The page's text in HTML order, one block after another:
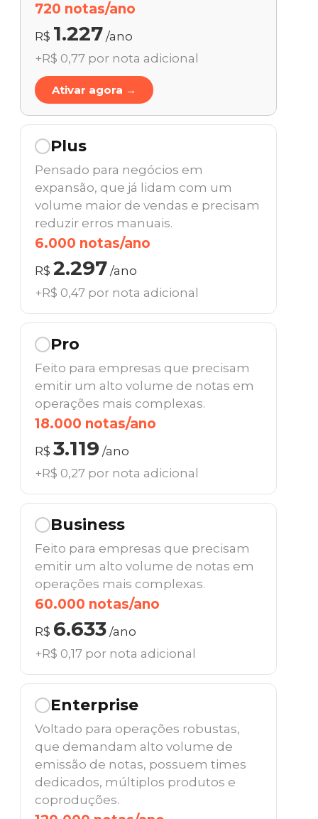
720 notas/ano
R$ 1.227 /ano
+R$ 0,77 por nota adicional
Ativar agora →
Plus
Pensado para negócios em
expansão, que já lidam com um
volume maior de vendas e precisam
reduzir erros manuais.
6.000 notas/ano
R$ 2.297 /ano
+R$ 0,47 por nota adicional
Pro
Feito para empresas que precisam
emitir um alto volume de notas em
operações mais complexas.
18.000 notas/ano
R$ 3.119 /ano
+R$ 0,27 por nota adicional
Business
Feito para empresas que precisam
emitir um alto volume de notas em
operações mais complexas.
60.000 notas/ano
R$ 6.633 /ano
+R$ 0,17 por nota adicional
Enterprise
Voltado para operações robustas,
que demandam alto volume de
emissão de notas, possuem times
dedicados, múltiplos produtos e
coproduções.